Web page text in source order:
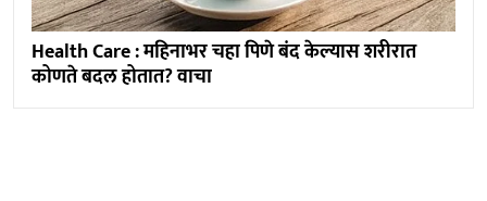
Health Care : महिनाभर चहा पिणे बंद केल्यास शरीरात
कोणते बदल होतात? वाचा